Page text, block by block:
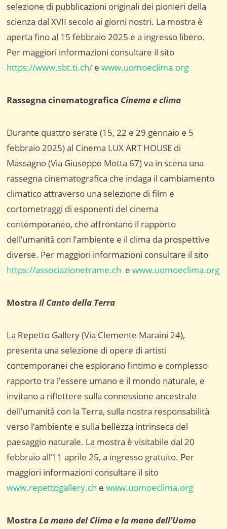
selezione di pubblicazioni originali dei pionieri della
scienza dal XVII secolo ai giorni nostri. La mostra è
aperta fino al 15 febbraio 2025 e a ingresso libero.
Per maggiori informazioni consultare il sito
https://www.sbt.ti.ch/ ewww.uomoeclima.org
Rassegna cinematografica Cinema e clima
Durante quattro serate (15, 22 e 29 gennaio e 5
febbraio 2025) al Cinema LUX ART HOUSE di
Massagno (Via Giuseppe Motta 67) va in scena una
rassegna cinematografica che indaga il cambiamento
climatico attraverso una selezione di film e
cortometraggi di esponenti del cinema
contemporaneo, che affrontano il rapporto
dell’umanità con l’ambiente e il clima da prospettive
diverse. Per maggiori informazioni consultare il sito
https://associazionetrame.ch ewww.uomoeclima.org
MostraIl Canto della Terra
La Repetto Gallery (Via Clemente Maraini 24),
presenta una selezione di opere di artisti
contemporanei che esplorano l’intimo e complesso
rapporto tra l’essere umano e il mondo naturale, e
invitano a riflettere sulla connessione ancestrale
dell’umanità con la Terra, sulla nostra responsabilità
verso l’ambiente e sulla bellezza intrinseca del
paesaggio naturale. La mostra è visitabile dal 20
febbraio all’11 aprile 25, a ingresso gratuito. Per
maggiori informazioni consultare il sito
www.repettogallery.ch ewww.uomoeclima.org
MostraLa mano del Clima e la mano dell’Uomo